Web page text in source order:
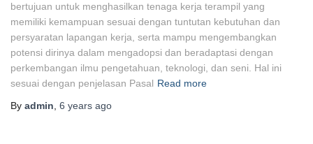
bertujuan untuk menghasilkan tenaga kerja terampil yang
memiliki kemampuan sesuai dengan tuntutan kebutuhan dan
persyaratan lapangan kerja, serta mampu mengembangkan
potensi dirinya dalam mengadopsi dan beradaptasi dengan
perkembangan ilmu pengetahuan, teknologi, dan seni. Hal ini
sesuai dengan penjelasan Pasal Read more
By admin 6 years ago